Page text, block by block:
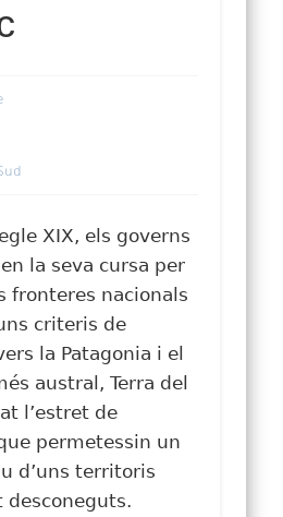
XIX, els governs
la seva cursa per
fronteres nacionals
criteris de
la Patagonia i el
austral, Terra del
l’estret de
permetessin un
d’uns territoris
desconeguts.